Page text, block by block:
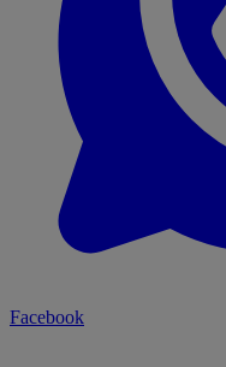
Facebook